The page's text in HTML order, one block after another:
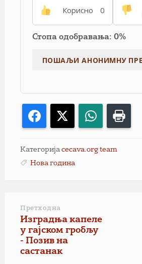
Корисно 0
Стопа одобравања: 0%
Facebook WhatsApp
Категорија cecava.org team
Нова година
Претходна
Изградња капеле
у гајском гробљу
- Позив на
састанак